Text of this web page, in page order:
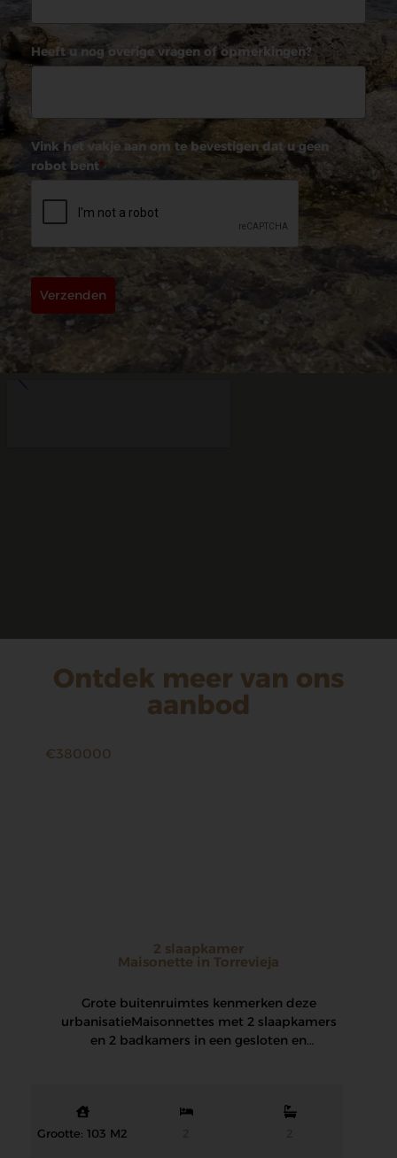
Heeft u nog overige vragen of opmerkingen?
Vink het vakje aan om te bevestigen dat u geen
robot bent*
Verzenden
Ontdek meer van ons
aanbod
€380000
2 slaapkamer
Maisonette in Torrevieja
Grote buitenruimtes kenmerken deze
urbanisatie Maisonnettes met 2 slaapkamers
en 2 badkamers in een gesloten en
Grootte: 103 M2 2 2